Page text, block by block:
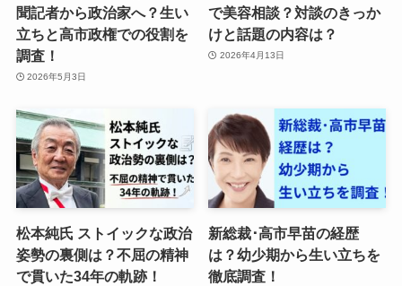
聞記者から政治家へ？生い
立ちと高市政権での役割を
調査！
2026年5月3日
で美容相談？対談のきっか
けと話題の内容は？
2026年4月13日
松本純氏 ストイックな政治
姿勢の裏側は？不屈の精神
で貫いた34年の軌跡！
新総裁･高市早苗の経歴
は？幼少期から生い立ちを
徹底調査！